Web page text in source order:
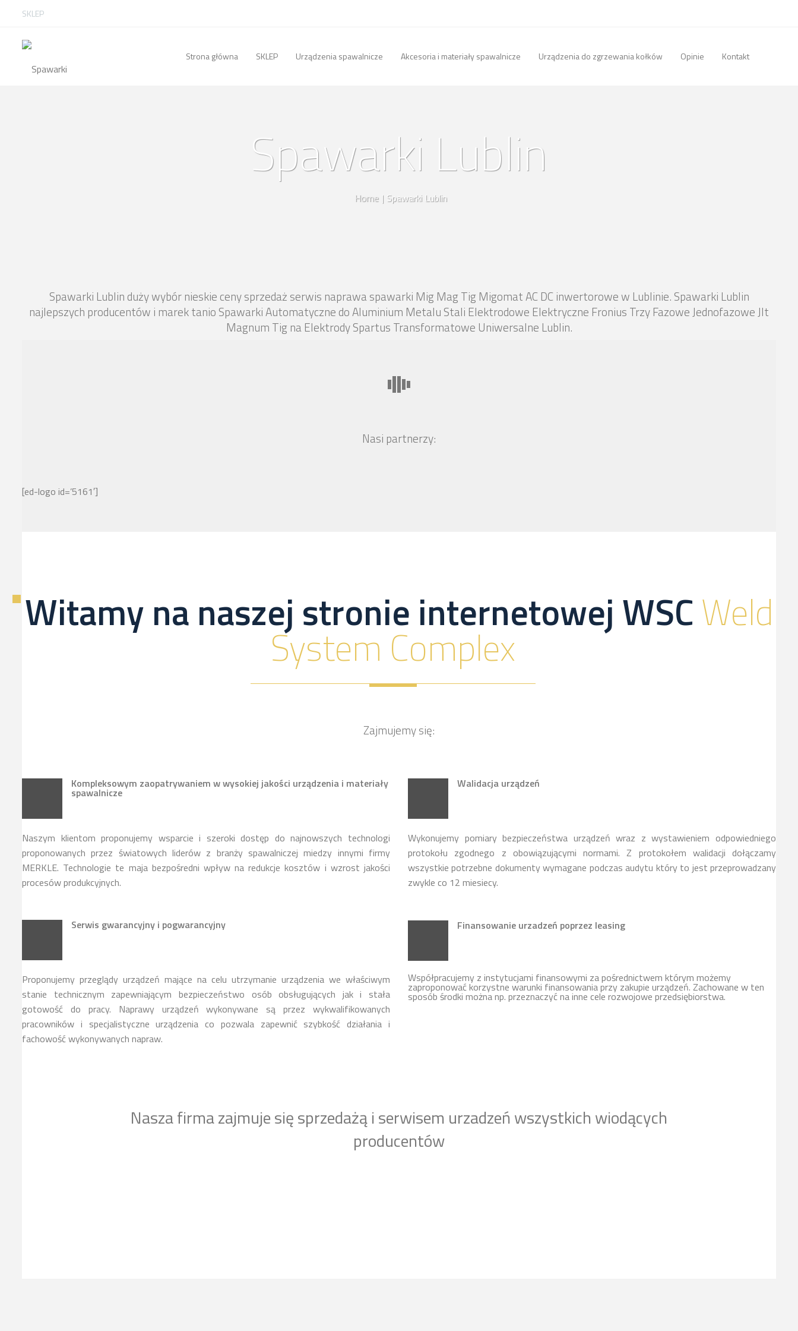
SKLEP
Strona główna SKLEP Urządzenia spawalnicze Akcesoria i materiały spawalnicze Urządzenia do zgrzewania kołków Opinie Kontakt
Spawarki Lublin
Home | Spawarki Lublin
Spawarki Lublin duży wybór nieskie ceny sprzedaż serwis naprawa spawarki Mig Mag Tig Migomat AC DC inwertorowe w Lublinie. Spawarki Lublin
najlepszych producentów i marek tanio Spawarki Automatyczne do Aluminium Metalu Stali Elektrodowe Elektryczne Fronius Trzy Fazowe Jednofazowe Jlt
Magnum Tig na Elektrody Spartus Transformatowe Uniwersalne Lublin.
Nasi partnerzy:
[ed-logo id=’5161′]
Witamy na naszej stronie internetowej WSCWeld
System Complex
Zajmujemy się:
Kompleksowym zaopatrywaniem w wysokiej jakości urządzenia i materiały
spawalnicze
Naszym klientom proponujemy wsparcie i szeroki dostęp do najnowszych technologi
proponowanych przez światowych liderów z branży spawalniczej miedzy innymi firmy
MERKLE. Technologie te maja bezpośredni wpływ na redukcje kosztów i wzrost jakości
procesów produkcyjnych.
Serwis gwarancyjny i pogwarancyjny
Proponujemy przeglądy urządzeń mające na celu utrzymanie urządzenia we właściwym
stanie technicznym zapewniającym bezpieczeństwo osób obsługujących jak i stała
gotowość do pracy. Naprawy urządzeń wykonywane są przez wykwalifikowanych
pracowników i specjalistyczne urządzenia co pozwala zapewnić szybkość działania i
fachowość wykonywanych napraw.
Walidacja urządzeń
Wykonujemy pomiary bezpieczeństwa urządzeń wraz z wystawieniem odpowiedniego
protokołu zgodnego z obowiązującymi normami. Z protokołem walidacji dołączamy
wszystkie potrzebne dokumenty wymagane podczas audytu który to jest przeprowadzany
zwykle co 12 miesiecy.
Finansowanie urzadzeń poprzez leasing
Współpracujemy z instytucjami finansowymi za pośrednictwem którym możemy
zaproponować korzystne warunki finansowania przy zakupie urządzeń. Zachowane w ten
sposób środki można np. przeznaczyć na inne cele rozwojowe przedsiębiorstwa.
Nasza firma zajmuje się sprzedażą i serwisem urzadzeń wszystkich wiodących
producentów